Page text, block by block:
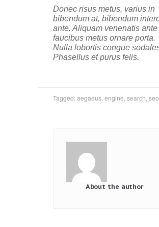
Donec risus metus, varius in
bibendum at, bibendum
ante. Aliquam venenatis ante
faucibus metus ornare porta.
Nulla lobortis congue
Phasellus et purus felis.
Tagged:aegaeus engine search seo
About the author